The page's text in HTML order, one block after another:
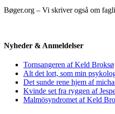
Bøger.org – Vi skriver også om
Nyheder & Anmeldelser
Tornsangeren af Keld Broksø
Alt det lort, som min
Det sunde rene hjem af
Kvinde set fra ryggen af
Malmösyndromet af Keld